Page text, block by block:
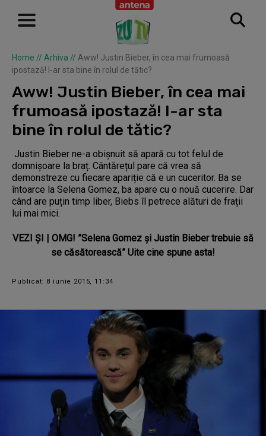
Home // Arhiva // Aww! Justin Bieber, în cea mai frumoasă
ipostază! I-ar sta bine în rolul de tătic?
Aww! Justin Bieber, în cea mai
frumoasă ipostază! I-ar sta
bine în rolul de tătic?
Justin Bieber ne-a obișnuit să apară cu tot felul de
domnișoare la braț. Cântărețul pare că vrea să
demonstreze cu fiecare apariție că e un cuceritor. Ba se
întoarce la Selena Gomez, ba apare cu o nouă cucerire. Dar
când are puțin timp liber, Biebs îl petrece alături de frații
lui mai mici.
VEZI ȘI | OMG! ”Selena Gomez și Justin Bieber trebuie să
se căsătorească” Uite cine spune asta!
Publicat: 8 iunie 2015, 11:34